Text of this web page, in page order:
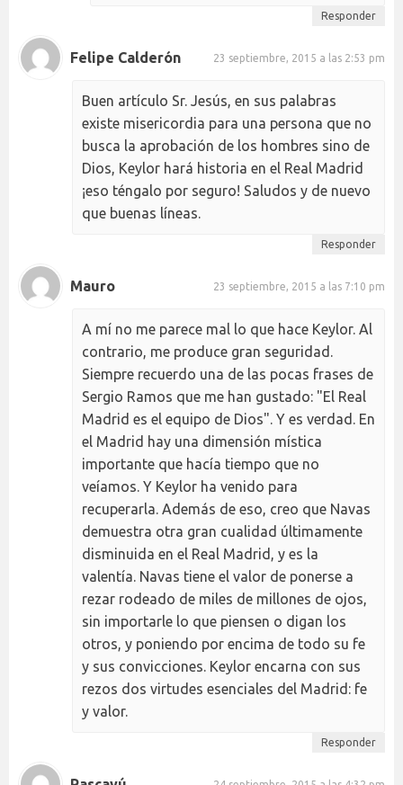
Responder
Felipe Calderón 23 septiembre, 2015 a las 2:53 pm
Buen artículo Sr. Jesús, en sus palabras
existe misericordia para una persona que no
busca la aprobación de los hombres sino de
Dios, Keylor hará historia en el Real Madrid
¡eso téngalo por seguro! Saludos y de nuevo
que buenas líneas.
Responder
Mauro 23 septiembre, 2015 a las 7:10 pm
A mí no me parece mal lo que hace Keylor. Al
contrario, me produce gran seguridad.
Siempre recuerdo una de las pocas frases de
Sergio Ramos que me han gustado: "El Real
Madrid es el equipo de Dios". Y es verdad. En
el Madrid hay una dimensión mística
importante que hacía tiempo que no
veíamos. Y Keylor ha venido para
recuperarla. Además de eso, creo que Navas
demuestra otra gran cualidad últimamente
disminuida en el Real Madrid, y es la
valentía. Navas tiene el valor de ponerse a
rezar rodeado de miles de millones de ojos,
sin importarle lo que piensen o digan los
otros, y poniendo por encima de todo su fe
y sus convicciones. Keylor encarna con sus
rezos dos virtudes esenciales del Madrid: fe
y valor.
Responder